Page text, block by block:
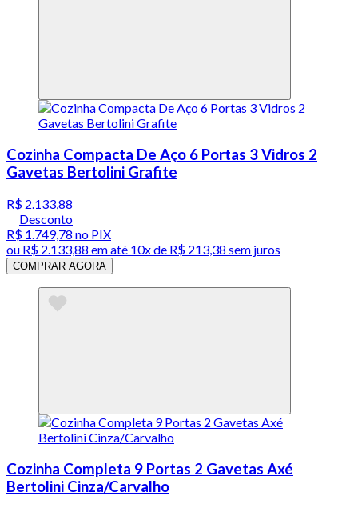
Cozinha Compacta De Aço 6 Portas 3 Vidros 2
Gavetas Bertolini Grafite
R$ 2.133,88
Desconto
R$ 1.749,78 no PIX
ou R$ 2.133,88 em até 10x de R$ 213,38 sem juros
COMPRAR AGORA
Cozinha Completa 9 Portas 2 Gavetas Axé
Bertolini Cinza/Carvalho